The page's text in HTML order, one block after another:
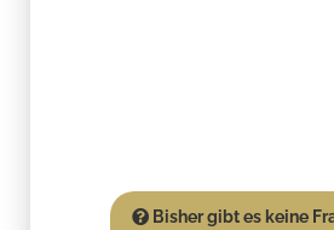
Bisher gibt es keine